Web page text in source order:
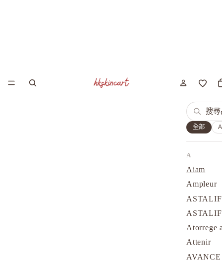
全部
A
Aiam
Ampleur
Atorrege
Attenir
AVANCE